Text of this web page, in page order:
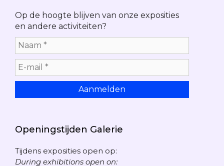
Op de hoogte blijven van onze exposities
en andere activiteiten?
Openingstijden Galerie
Tijdens exposities open op:
During exhibitions open on: